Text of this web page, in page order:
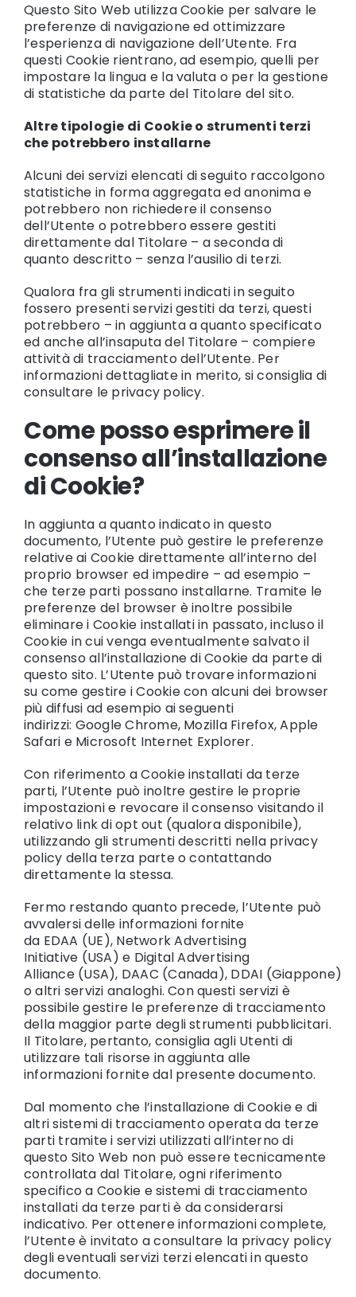
Questo Sito Web utilizza Cookie per salvare le
preferenze di navigazione ed ottimizzare
l’esperienza di navigazione dell’Utente. Fra
questi Cookie rientrano, ad esempio, quelli per
impostare la lingua e la valuta o per la gestione
di statistiche da parte del Titolare del sito.
Altre tipologie di Cookie o strumenti terzi
che potrebbero installarne
Alcuni dei servizi elencati di seguito raccolgono
statistiche in forma aggregata ed anonima e
potrebbero non richiedere il consenso
dell’Utente o potrebbero essere gestiti
direttamente dal Titolare – a seconda di
quanto descritto – senza l’ausilio di terzi.
Qualora fra gli strumenti indicati in seguito
fossero presenti servizi gestiti da terzi, questi
potrebbero – in aggiunta a quanto specificato
ed anche all’insaputa del Titolare – compiere
attività di tracciamento dell’Utente. Per
informazioni dettagliate in merito, si consiglia di
consultare le privacy policy.
Come posso esprimere il
consenso all’installazione
di Cookie?
In aggiunta a quanto indicato in questo
documento, l’Utente può gestire le preferenze
relative ai Cookie direttamente all’interno del
proprio browser ed impedire – ad esempio –
che terze parti possano installarne. Tramite le
preferenze del browser è inoltre possibile
eliminare i Cookie installati in passato, incluso il
Cookie in cui venga eventualmente salvato il
consenso all’installazione di Cookie da parte di
questo sito. L’Utente può trovare informazioni
su come gestire i Cookie con alcuni dei browser
più diffusi ad esempio ai seguenti
indirizzi: Google Chrome, Mozilla Firefox,Apple
Safari e Microsoft Internet Explorer.
Con riferimento a Cookie installati da terze
parti, l’Utente può inoltre gestire le proprie
impostazioni e revocare il consenso visitando il
relativo link di opt out (qualora disponibile),
utilizzando gli strumenti descritti nella privacy
policy della terza parte o contattando
direttamente la stessa.
Fermo restando quanto precede, l’Utente può
avvalersi delle informazioni fornite
da EDAA (UE), Network Advertising
Initiative (USA) e Digital Advertising
Alliance(USA), DAAC (Canada), DDAI (Giappone)
o altri servizi analoghi. Con questi servizi è
possibile gestire le preferenze di tracciamento
della maggior parte degli strumenti pubblicitari.
Il Titolare, pertanto, consiglia agli Utenti di
utilizzare tali risorse in aggiunta alle
informazioni fornite dal presente documento.
Dal momento che l’installazione di Cookie e di
altri sistemi di tracciamento operata da terze
parti tramite i servizi utilizzati all’interno di
questo Sito Web non può essere tecnicamente
controllata dal Titolare, ogni riferimento
specifico a Cookie e sistemi di tracciamento
installati da terze parti è da considerarsi
indicativo. Per ottenere informazioni complete,
l’Utente è invitato a consultare la privacy policy
degli eventuali servizi terzi elencati in questo
documento.